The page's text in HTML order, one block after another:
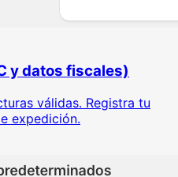
y datos fiscales)
válidas. Registra tu
expedición.